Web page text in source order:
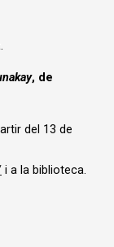
, de
del 13 de
i a la biblioteca.